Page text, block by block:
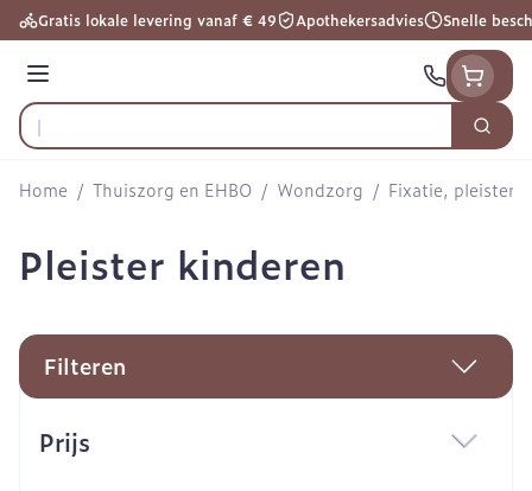
Ga naar de inhoud
Gratis lokale levering vanaf € 49 Apothekersadvies Snelle
Menu
Product, merk, categorie...
Zoek
Home / Thuiszorg en EHBO / Wondzorg / Fixatie, pleisters
Pleister kinderen
Filteren
Prijs